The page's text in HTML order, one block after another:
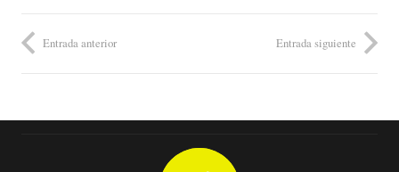
Entrada anterior Entrada siguiente